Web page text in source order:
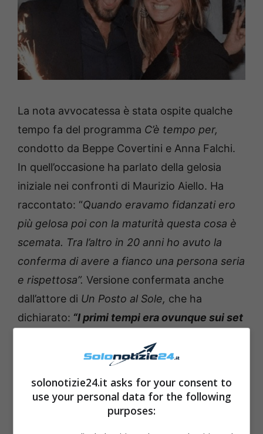
La nota avvocatessa è stata ospite qualche
tempo fa del programma C’è tempo per,
condotto da Beppe Covertini e Anna Falchi.
In quell’occasione ha parlato della gelosia
iniziale nei confronti di Maurizio Aiello. Ha
raccontato: “Quando eravamo fidanzati ero
più gelosa poi con la maturità questa cosa è
scemata. Tra l’altro in 20 anni ho avuto la
conferma di avere a fianco una persona seria
e rispettosa”. Versione confermata anche
dall’attore di Un Posto al Sole, che ha
dichiarato: “I primi tempi era ovunque sui set
il silenzio: “Questi i sentimenti che ho
solonotizie24.it asks for your consent to
use your personal data for the following
purposes: